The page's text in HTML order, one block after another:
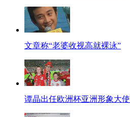
文章称“老婆收视高就裸泳”
谭晶出任欧洲杯亚洲形象大使